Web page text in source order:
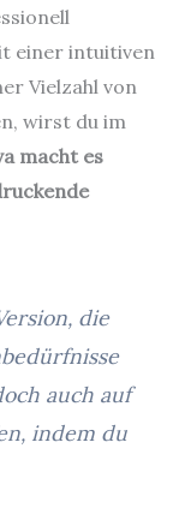
einer intuitiven
Vielzahl von
wirst du im
macht es
die
auch auf
indem du